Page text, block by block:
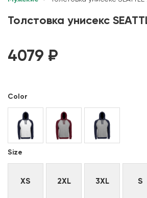
Толстовка унисекс
4079 ₽
Color
Size
XS 2XL 3XL S